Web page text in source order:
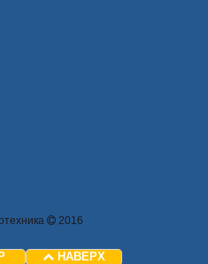
2016
НАВЕРХ